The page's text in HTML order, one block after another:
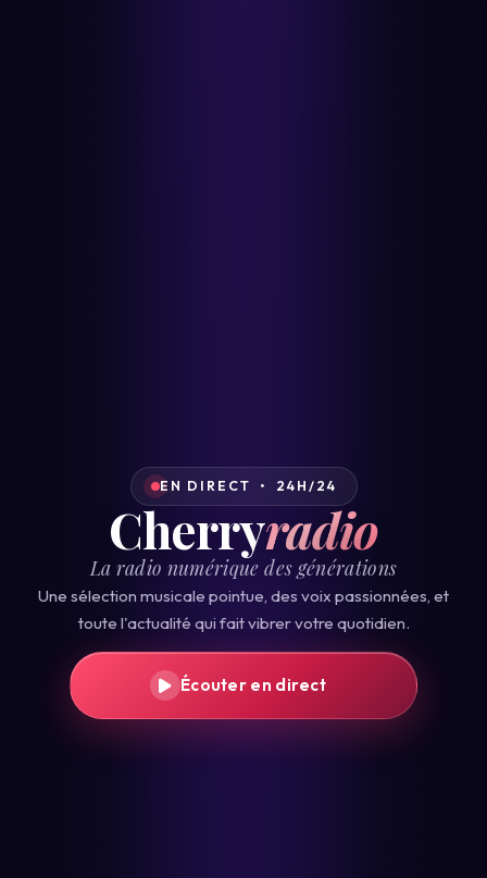
EN DIRECT • 24H/24
Cherryradio
La radio numérique des générations
Une sélection musicale pointue, des voix passionnées, et
toute l'actualité qui fait vibrer votre quotidien.
Écouter en direct